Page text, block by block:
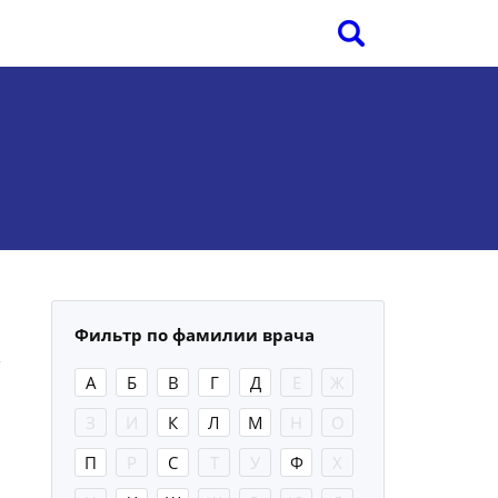
Фильтр по фамилии врача
А Б В Г Д Е
Ж
З
И К Л М Н
О
П
Р С Т У Ф
Х